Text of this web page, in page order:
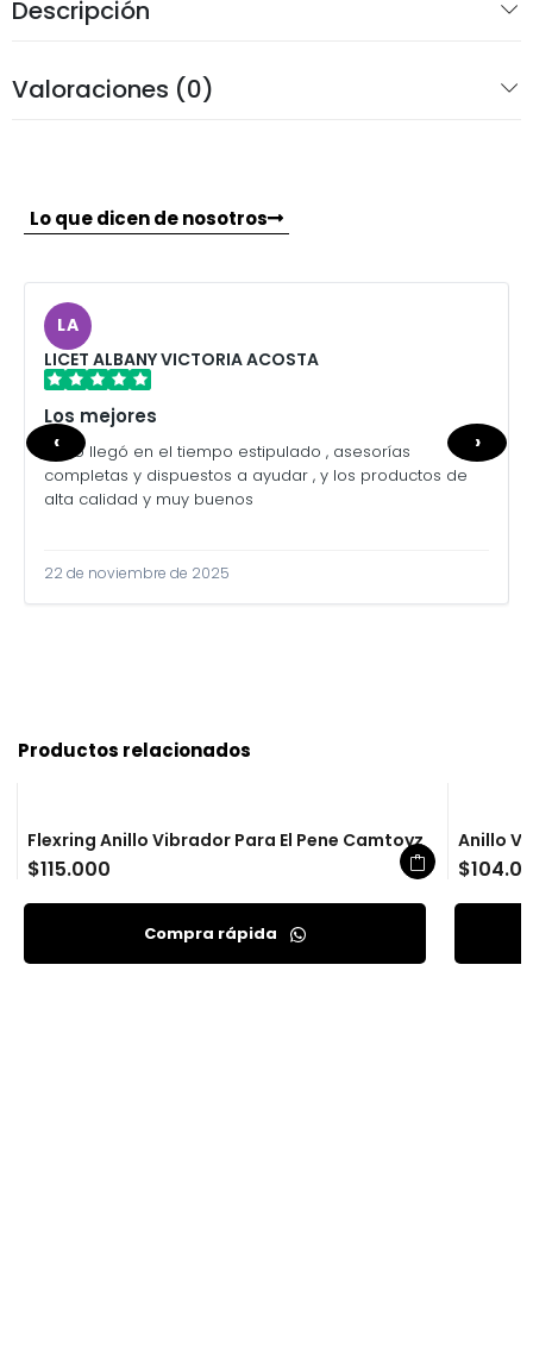
Descripción
Valoraciones (0)
Lo que dicen de nosotros
LA
LICET ALBANY VICTORIA ACOSTA
Los mejores
Todo llegó en el tiempo estipulado , asesorías
completas y dispuestos a ayudar , y los productos de
alta calidad y muy buenos
22 de noviembre de 2025
‹ ›
Productos relacionados
Flexring Anillo Vibrador Para El Pene Camtoyz
$115.000
Compra rápida
Anillo
$